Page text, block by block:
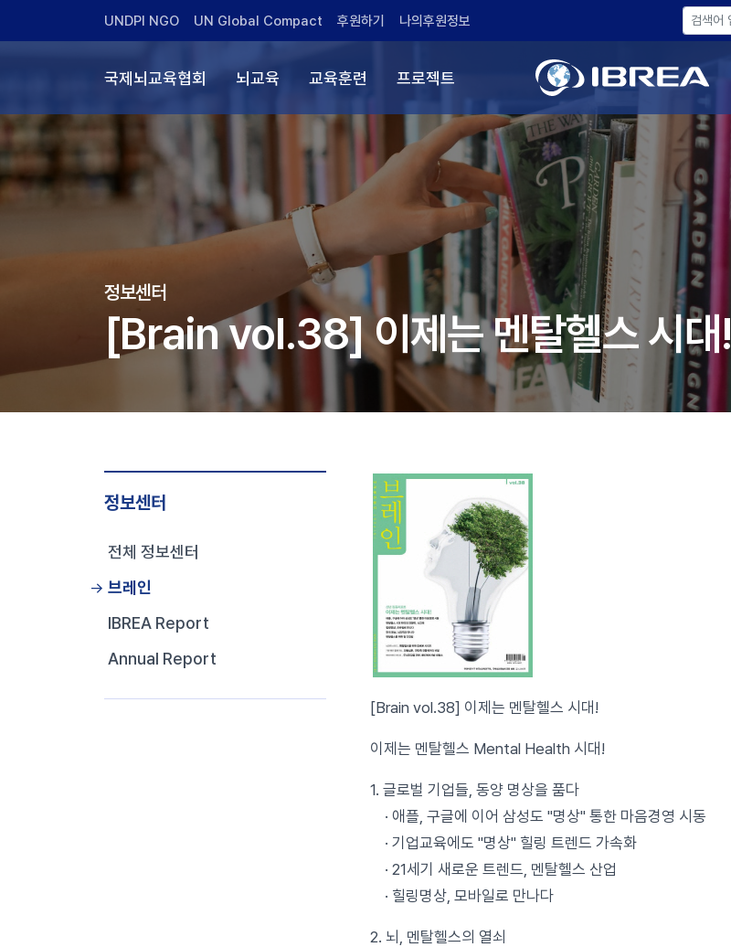
UNDPI NGO UN Global Compact 후원하기 나의후원정보
국제뇌교육협회 뇌교육 교육훈련 프로젝트
정보센터
[Brain vol.38] 이제는 멘탈헬스 시대!
정보센터
전체 정보센터
브레인
IBREA Report
Annual Report
[Brain vol.38] 이제는 멘탈헬스 시대!
이제는 멘탈헬스 Mental Health 시대!
1. 글로벌 기업들, 동양 명상을 품다
· 애플, 구글에 이어 삼성도 "명상" 통한 마음경영 시동
· 기업교육에도 "명상" 힐링 트렌드 가속화
· 21세기 새로운 트렌드, 멘탈헬스 산업
· 힐링명상, 모바일로 만나다
2. 뇌, 멘탈헬스의 열쇠